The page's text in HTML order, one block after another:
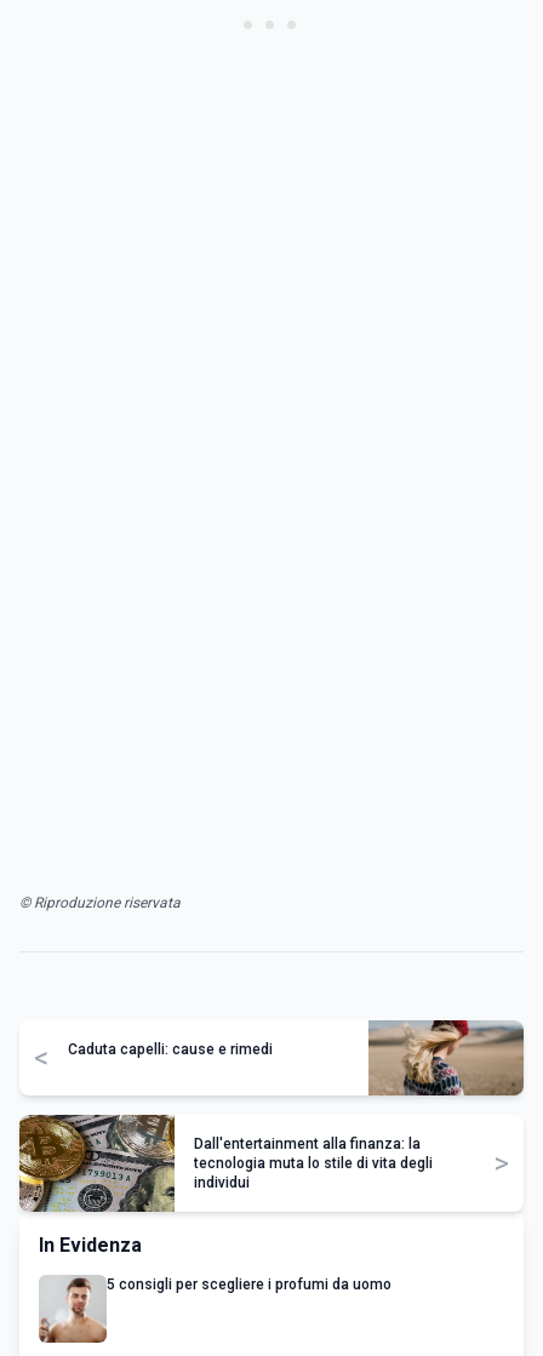
© Riproduzione riservata
< Caduta capelli: cause e rimedi
Dall'entertainment alla finanza: la
tecnologia muta lo stile di vita degli
individui
>
In Evidenza
5 consigli per scegliere i profumi da uomo